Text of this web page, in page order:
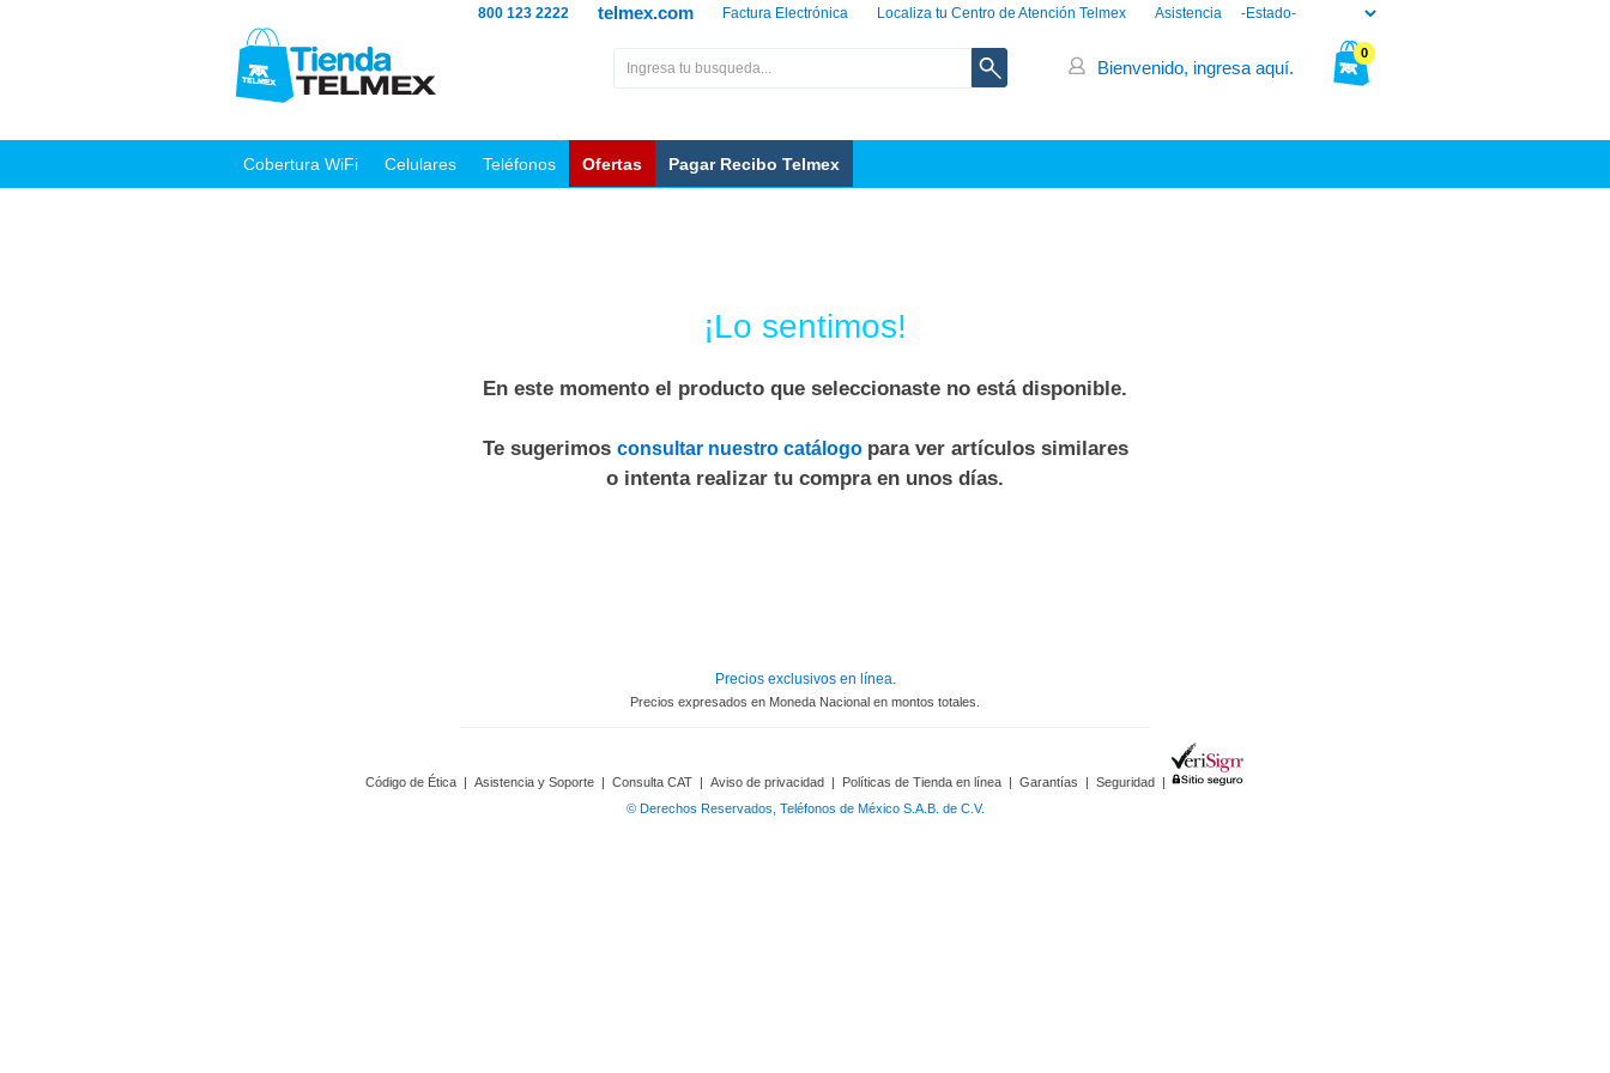
Asistencia
Localiza tu Centro de Atención Telmex
Factura Electrónica
telmex.com
800 123 2222
0
Bienvenido, ingresa aquí.
Cobertura WiFi Celulares Teléfonos Ofertas Pagar Recibo Telmex
¡Lo sentimos!
En este momento el producto que seleccionaste no está disponible.
Te sugerimos consultar nuestro catálogo para ver artículos similares
o intenta realizar tu compra en unos días.
Precios exclusivos en línea.
Precios expresados en Moneda Nacional en montos totales.
Código de Ética | Asistencia y Soporte | Consulta CAT | Aviso de privacidad | Políticas de Tienda en línea | Garantías | Seguridad |
© Derechos Reservados, Teléfonos de México S.A.B. de C.V.